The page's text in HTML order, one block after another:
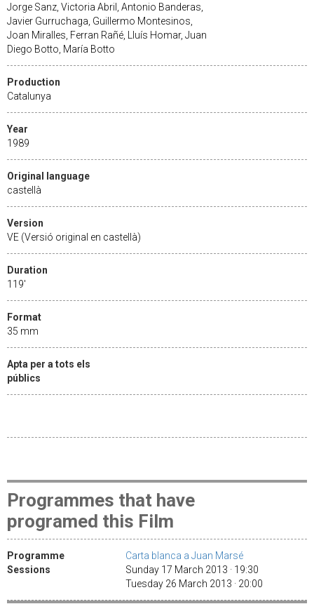
Jorge Sanz, Victoria Abril, Antonio Banderas,
Javier Gurruchaga, Guillermo Montesinos,
Joan Miralles, Ferran Rañé, Lluís Homar, Juan
Diego Botto, María Botto
Production
Catalunya
Year
1989
Original language
castellà
Version
VE (Versió original en castellà)
Duration
119'
Format
35 mm
Apta per a tots els
públics
Programmes that have
programed this Film
Programme
Carta blanca a Juan Marsé
Sessions
Sunday 17 March 2013 · 19:30
Tuesday 26 March 2013 · 20:00